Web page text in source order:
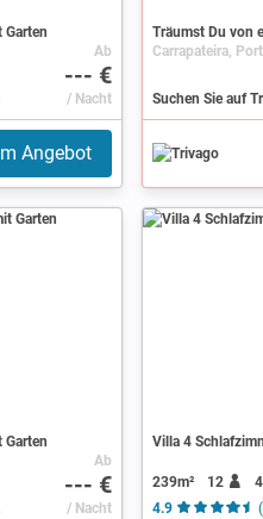
Garten
Ab
--- €
/ Nacht
Angebot
Träumst Du von
Carrapateira,
Garten
Ab
--- €
/ Nacht
Villa 4
239m² 12 4
4.9